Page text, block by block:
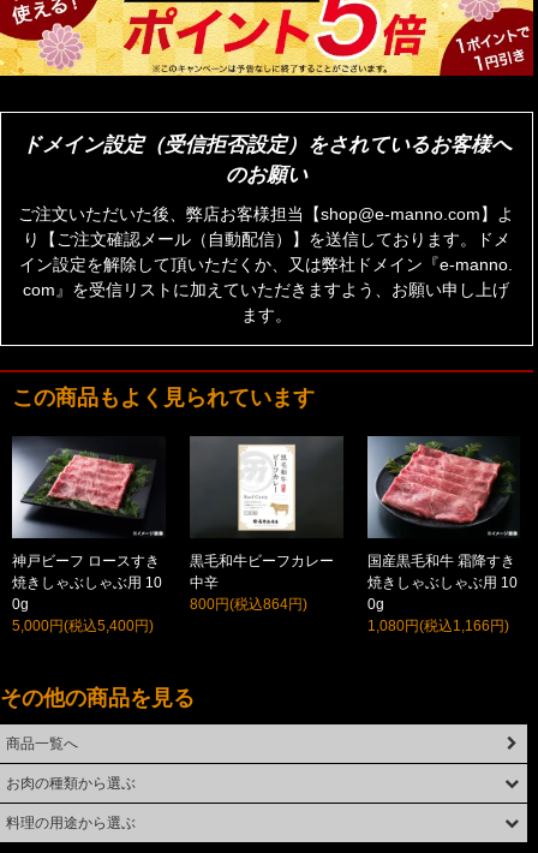
ドメイン設定（受信拒否設定）をされているお客様へ
のお願い
ご注文いただいた後、弊店お客様担当【shop@e-manno.com】よ
り【ご注文確認メール（自動配信）】を送信しております。ドメ
イン設定を解除して頂いただくか、又は弊社ドメイン『e-manno.
com』を受信リストに加えていただきますよう、お願い申し上げ
ます。
この商品もよく見られています
神戸ビーフ ロースすき
焼きしゃぶしゃぶ用 10
0g
5,000円(税込5,400円)
黒毛和牛ビーフカレー
中辛
800円(税込864円)
国産黒毛和牛 霜降すき
焼きしゃぶしゃぶ用 10
0g
1,080円(税込1,166円)
その他の商品を見る
商品一覧へ
お肉の種類から選ぶ
料理の用途から選ぶ